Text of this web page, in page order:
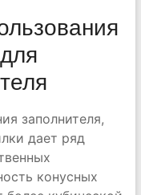
заполнителя,
дает ряд
конусных